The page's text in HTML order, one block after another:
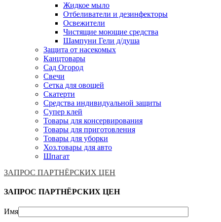
Жидкое мыло
Отбеливатели и дезинфекторы
Освежители
Чистящие моющие средства
Шампуни Гели д/душа
Защита от насекомых
Канцтовары
Сад Огород
Свечи
Сетка для овощей
Скатерти
Средства индивидуальной защиты
Супер клей
Товары для консервирования
Товары для приготовления
Товары для уборки
Хоз.товары для авто
Шпагат
ЗАПРОС ПАРТНЁРСКИХ ЦЕН
ЗАПРОС ПАРТНЁРСКИХ ЦЕН
Имя